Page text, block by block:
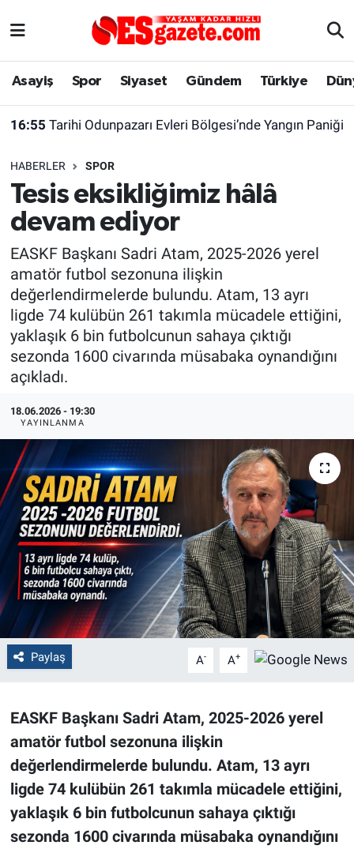
Asayiş Spor Siyaset Gündem Türkiye
16:55 Tarihi Odunpazarı Evleri Bölgesi’nde Yangın Paniği
HABERLER SPOR
Tesis eksikliğimiz hâlâ
devam ediyor
EASKF Başkanı Sadri Atam, 2025-2026 yerel
amatör futbol sezonuna ilişkin
değerlendirmelerde bulundu. Atam, 13 ayrı
ligde 74 kulübün 261 takımla mücadele ettiğini,
yaklaşık 6 bin futbolcunun sahaya çıktığı
sezonda 1600 civarında müsabaka oynandığını
açıkladı.
18.06.2026 - 19:30
YAYINLANMA
Paylaş A- A+
EASKF Başkanı Sadri Atam, 2025-2026 yerel
amatör futbol sezonuna ilişkin
değerlendirmelerde bulundu. Atam, 13 ayrı
ligde 74 kulübün 261 takımla mücadele ettiğini,
yaklaşık 6 bin futbolcunun sahaya çıktığı
sezonda 1600 civarında müsabaka oynandığını
Asayiş
Gündem
Türkiye
Dünya
Sağlık
Alış-Veriş/İş dünyası
Yaşam
Eskişehirspor Arşivi
Eskişehir Arşivi
Röportaj
Ekonomi
Kültür Sanat
Politika
Bilecik
Kütahya
Gezi
Genel
Çevre
Yerel
Magazin
Eskişehir Nöbetçi Eczaneler
Süper Lig Puan Durumu ve Fikstür
Tüm Manşetler
Son Dakika Haberleri
Haber Arşivi